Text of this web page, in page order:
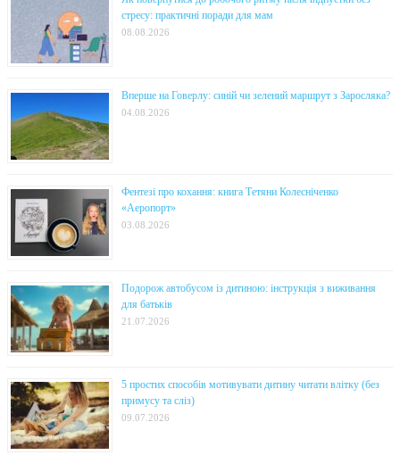
стресу: практичні поради для мам
08.08.2026
Вперше на Говерлу: синій чи зелений маршрут з Заросляка?
04.08.2026
Фентезі про кохання: книга Тетяни Колесніченко
«Аеропорт»
03.08.2026
Подорож автобусом із дитиною: інструкція з виживання
для батьків
21.07.2026
5 простих способів мотивувати дитину читати влітку (без
примусу та сліз)
09.07.2026